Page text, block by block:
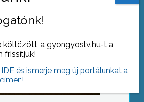
évet zártak
költözött, a gyongyostv.hu-t a
frissítjük!
és ismerje meg új portálunkat a